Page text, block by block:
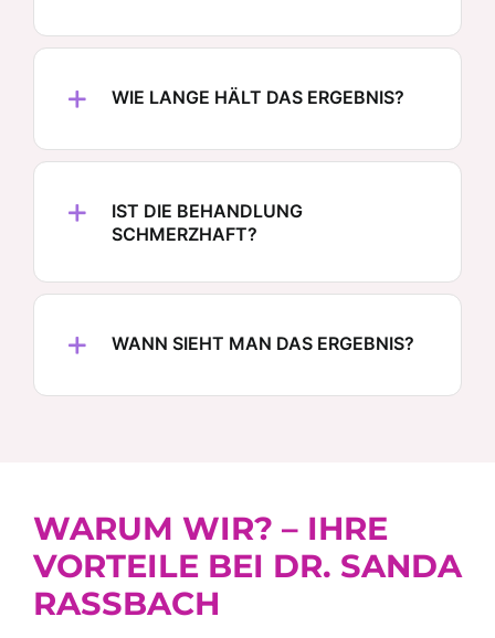
WIE LANGE HÄLT DAS ERGEBNIS?
IST DIE BEHANDLUNG
SCHMERZHAFT?
WANN SIEHT MAN DAS ERGEBNIS?
WARUM WIR? – IHRE
VORTEILE BEI DR. SANDA
RASSBACH